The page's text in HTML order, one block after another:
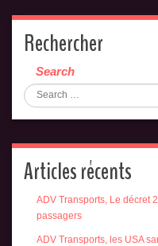
Rechercher
Search
Articles récents
ADV Transports, Le décret
passagers
ADV Transports, les USA